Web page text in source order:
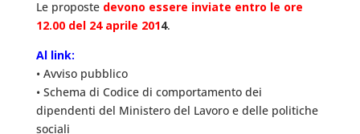
Le proposte devono essere inviate entro le ore
12.00 del 24 aprile 2014.
Al link:
• Avviso pubblico
• Schema di Codice di comportamento dei
dipendenti del Ministero del Lavoro e delle politiche
sociali